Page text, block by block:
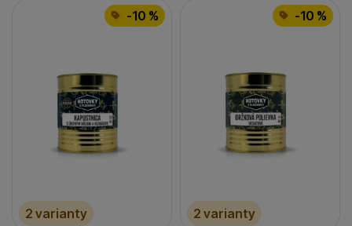
-10 %
2 varianty
-10 %
2 varianty